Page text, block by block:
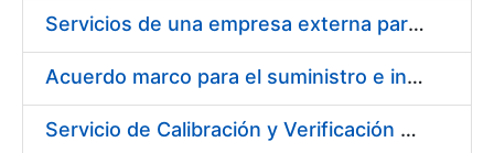
Servicios de una empresa externa para el asesoramiento y resolución de los recursos de alzada que se presentan relacionados con procesos de selección para la FNMT-RCM
Acuerdo marco para el suministro e instalación de persianas, estores y otros complementos
Servicio de Calibración y Verificación Externa de los Equipos de Medición del Servicio de Prevención de la FNMT-RCM